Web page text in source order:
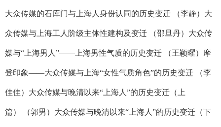
大众传媒的石库门与上海人身份认同的历史变迁 （李静）大
众传媒与上海工人阶级主体性建构及变迁 （邵旦丹）大众传
媒与“上海男人”——上海男性气质的历史变迁 （王颖曜）摩
登印象——大众传媒与上海“女性气质角色”的历史变迁 （李
佳佳）大众传媒与晚清以来“上海人”的历史变迁（上
篇） （郭男）大众传媒与晚清以来“上海人”的历史变迁（下